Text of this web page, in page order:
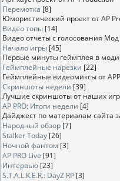
Перемотка [8]
Юмористический проект от AP
Видео топы [14]
Видео отчеты с голосования
Начало игры [45]
Первые минуты геймплея в
Геймплейные нарезки [22]
Геймплейные видеомиксы от
Скриншоты недели [39]
Лучшие скриншоты от наших
AP PRO: Итоги недели [4]
Дайджест по материалам сайта
Народный обзор [7]
Stalker Today [26]
Ночной фантом [3]
AP PRO Live [91]
Интервью [23]
S.T.A.L.K.E.R.: DayZ RP [3]